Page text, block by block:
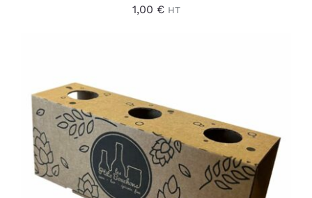
1,00 € HT
AJOUTER AU PANIER
/
DÉTAILS